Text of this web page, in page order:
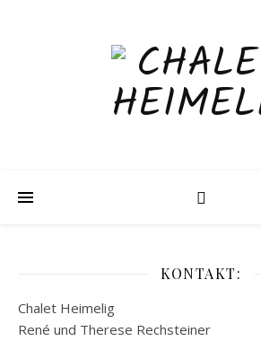
KONTAKT:
Chalet Heimelig
René und Therese Rechsteiner